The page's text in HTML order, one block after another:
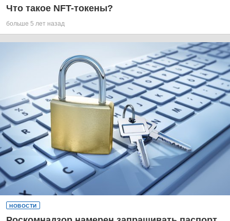
Что такое NFT-токены?
больше 5 лет назад
НОВОСТИ